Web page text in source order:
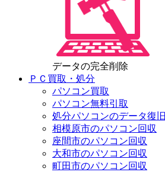
データの完全削除
ＰＣ買取・処分
パソコン買取
パソコン無料引取
処分パソコンのデータ復旧
相模原市のパソコン回収
座間市のパソコン回収
大和市のパソコン回収
町田市のパソコン回収